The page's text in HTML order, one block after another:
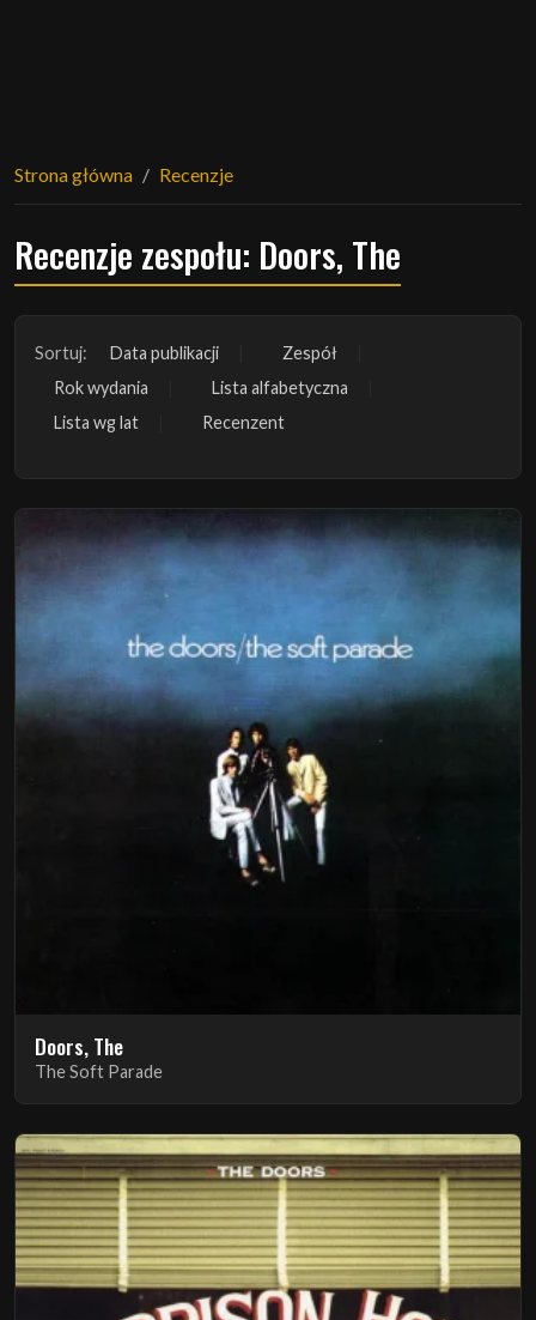
Strona główna Recenzje
Recenzje zespołu: Doors, The
Sortuj: Data publikacji
Zespół
Rok wydania
Lista alfabetyczna
Lista wg lat
Recenzent
Doors, The
The Soft Parade